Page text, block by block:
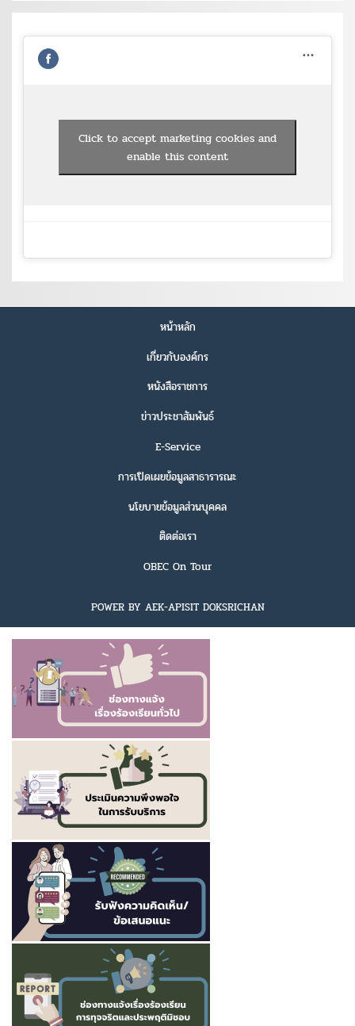
Click to accept marketing cookies and
enable this content
หน้าหลัก
เกี่ยวกับองค์กร
หนังสือราชการ
ข่าวประชาสัมพันธ์
E-Service
การเปิดเผยข้อมูลสาธารารณะ
นโยบายข้อมูลส่วนบุคคล
ติดต่อเรา
OBEC On Tour
POWER BY AEK-APISIT DOKSRICHAN